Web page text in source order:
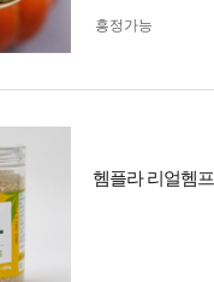
흥정가능
헴플라 리얼헴